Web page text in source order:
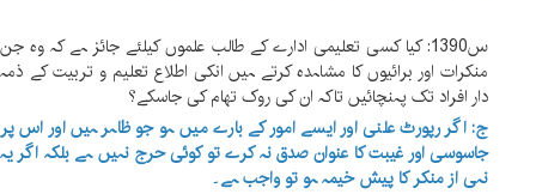
س1390: کیا کسی تعلیمی ادارے کے طالب علموں کیلئے جائز ہے کہ وہ جن
منکرات اور برائیوں کا مشاہدہ کرتے ہیں انکی اطلاع تعلیم و تربیت کے ذمہ
دار افراد تک پہنچائیں تاکہ ان کی روک تھام کی جاسکے؟
ج: اگر رپورٹ علنی اور ایسے امور کے بارے میں ہو جو ظاہر ہیں اور اس پر
جاسوسی اور غیبت کا عنوان صدق نہ کرے تو کوئی حرج نہیں ہے بلکہ اگر یہ
نہی از منکر کا پیش خیمہ ہو تو واجب ہے۔